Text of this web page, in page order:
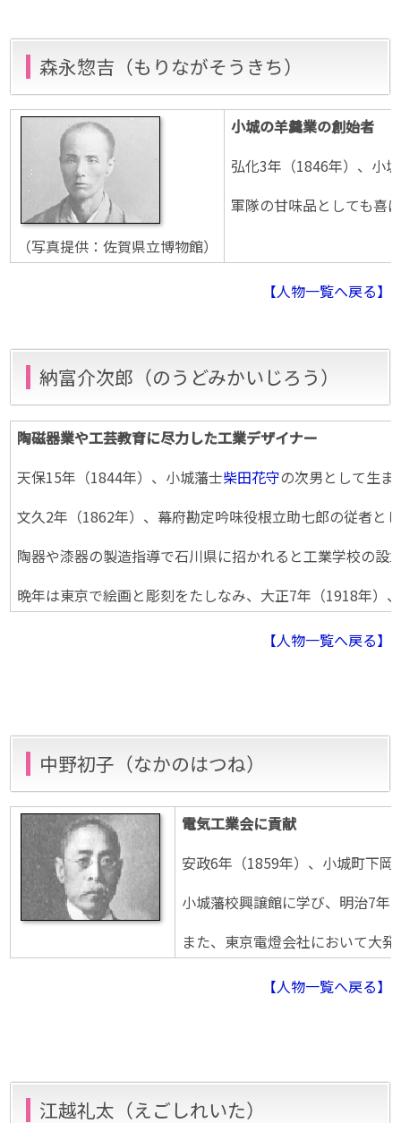
森永惣吉（もりながそうきち）
（写真提供：佐賀県立博物館）
小城の羊羹業の創始者
弘化3年（1846年）、小
軍隊の甘味品としても喜
【人物一覧へ戻る】
納富介次郎（のうどみかいじろう）
陶磁器業や工芸教育に尽力した工業デザイナー
天保15年（1844年）、小城藩士柴田花守の次男として生
文久2年（1862年）、幕府勘定吟味役根立助七郎の従者と
陶器や漆器の製造指導で石川県に招かれると工業学校の
晩年は東京で絵画と彫刻をたしなみ、大正7年（1918年）
【人物一覧へ戻る】
中野初子（なかのはつね）
電気工業会に貢献
安政6年（1859年）、小城町下
小城藩校興譲館に学び、明治7年
また、東京電燈会社において大
【人物一覧へ戻る】
江越礼太（えごしれいた）